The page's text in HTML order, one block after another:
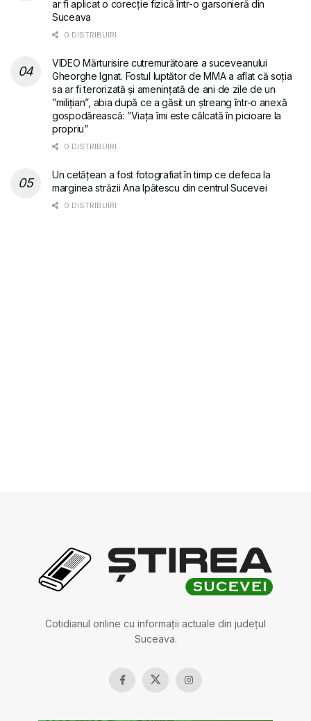
ar fi aplicat o corecție fizică într-o garsonieră din
Suceava
0 DISTRIBUIRI
VIDEO Mărturisire cutremurătoare a suceveanului
Gheorghe Ignat. Fostul luptător de MMA a aflat că soția
sa ar fi terorizată și amenințată de ani de zile de un
”milițian”, abia după ce a găsit un ștreang într-o anexă
gospodărească: ”Viața îmi este călcată în picioare la
propriu”
0 DISTRIBUIRI
Un cetățean a fost fotografiat în timp ce defeca la
marginea străzii Ana Ipătescu din centrul Sucevei
0 DISTRIBUIRI
Cotidianul online cu informații actuale din județul
Suceava.